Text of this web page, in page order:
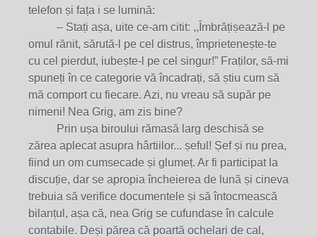
telefon și fața i se lumină:
– Stați așa, uite ce-am citit: ,,Îmbrățișează-l pe
omul rănit, sărută-l pe cel distrus, împrietenește-te
cu cel pierdut, iubește-l pe cel singur!” Fraților, să-mi
spuneți în ce categorie vă încadrați, să știu cum să
mă comport cu fiecare. Azi, nu vreau să supăr pe
nimeni! Nea Grig, am zis bine?
Prin ușa biroului rămasă larg deschisă se
zărea aplecat asupra hârtiilor... șeful! Șef și nu prea,
fiind un om cumsecade și glumeț. Ar fi participat la
discuție, dar se apropia încheierea de lună și cineva
trebuia să verifice documentele și să întocmească
bilanțul, așa că, nea Grig se cufundase în calcule
contabile. Deși părea că poartă ochelari de cal,